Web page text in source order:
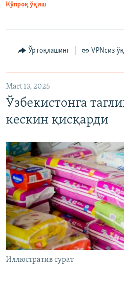
Кўпроқ ўқиш
Ўртоқлашинг VPNсиз
Mart 13, 2025
Ўзбекистонга
кескин қисқарди
Иллюстратив сурат